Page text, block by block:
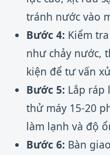
tránh nước vào
Bước 4: Kiểm
như chảy nước,
kiện để tư vấn
Bước 5: Lắp ráp
thử máy 15-20
làm lạnh và độ
Bước 6: Bàn